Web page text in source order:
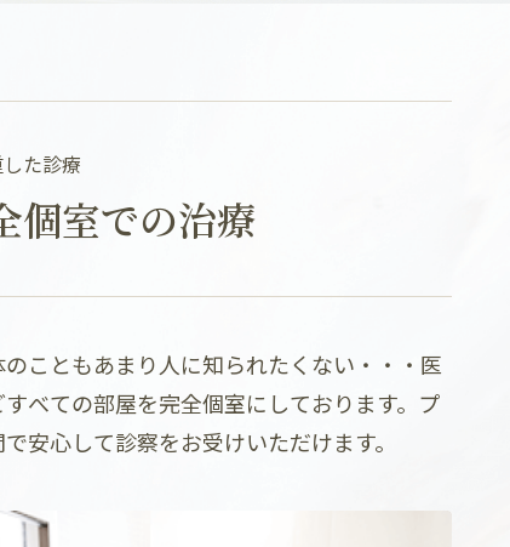
た診療
個室での治療
こともあまり人に知られたくない・・・医
べての部屋を完全個室にしております。プ
安心して診察をお受けいただけます。